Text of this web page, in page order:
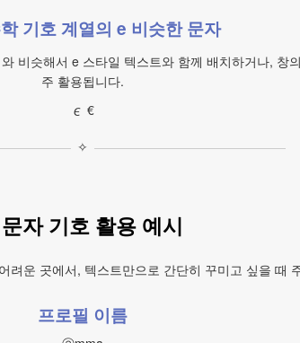
기호 계열의 e 비슷한 문자
비슷해서 e 스타일 텍스트와 함께 배치하거나, 창
주 활용됩니다.
∊ €
✧
자 기호 활용 예시
려운 곳에서, 텍스트만으로 간단히 꾸미고 싶을 때
프로필 이름